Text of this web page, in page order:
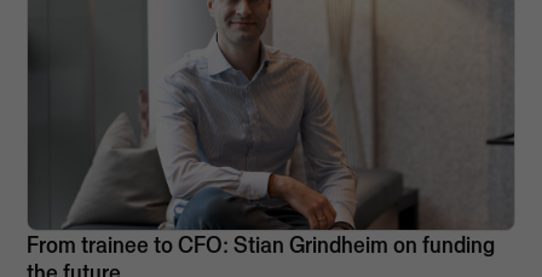
From trainee to CFO: Stian Grindheim on funding